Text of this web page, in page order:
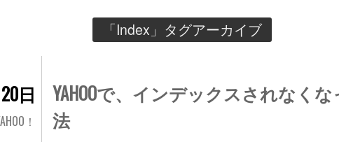
「Index 」タグアーカイブ
日
！
YAHOOで、インデックスされなく
法